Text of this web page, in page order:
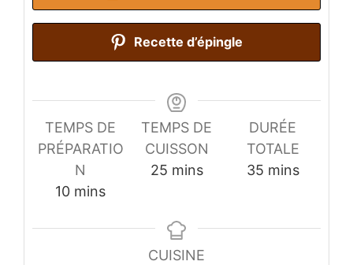
Recette d’épingle
TEMPS DE
PRÉPARATIO
N
10minutes
mins
TEMPS DE
CUISSON
25minutes
mins
DURÉE
TOTALE
35minutes
mins
CUISINE